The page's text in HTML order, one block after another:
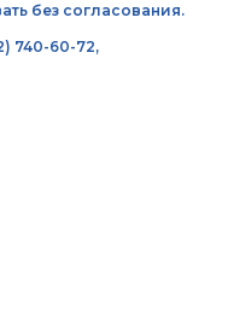
без согласования.
740-60-72,